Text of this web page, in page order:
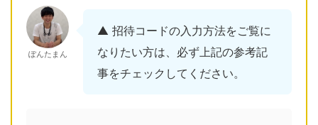
ぽんたまん
▲ 招待コードの入力方法をご覧に
なりたい方は、必ず上記の参考記
事をチェックしてください。